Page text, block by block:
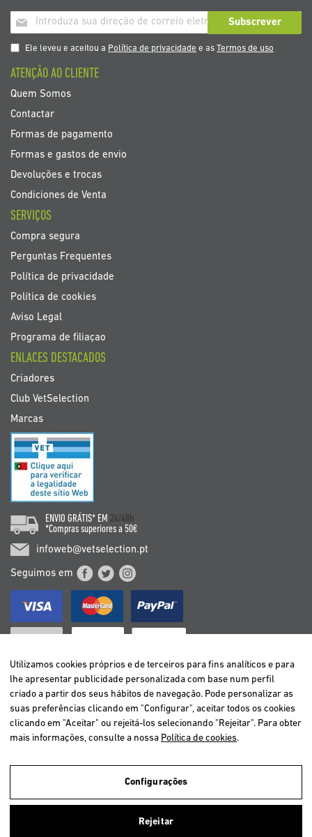
Utilizamos cookies próprios e de terceiros para analisar a navegação
Inscrição
a
nosso
de
noticias
Subscrever
Ele leveu e aceitou a Política de privacidade e asTermos de uso
ATENÇÃO AO CLIENTE
Quem Somos
Contactar
Formas de pagamento
Formas e gastos de envio
Devoluções e trocas
Condiciones de Venta
SERVIÇOS
Compra segura
Perguntas Frequentes
Política de privacidade
Política de cookies
Aviso Legal
Programa de filiaçao
ENLACES DESTACADOS
Criadores
Club VetSelection
Marcas
ENVIO GRÁTIS* EM 24/48h
*Compras superiores a 50€
infoweb@vetselection.pt
Seguimos em
BELGIË / BELGIQUE
DEUTSCHLAND
ESPAÑA
ITALIA
NEDERLAND
ÖSTERREICH
Utilizamos cookies próprios e de terceiros para fins analíticos e para
lhe apresentar publicidade personalizada com base num perfil
criado a partir dos seus hábitos de navegação. Pode personalizar as
suas preferências clicando em "Configurar", aceitar todos os cookies
clicando em "Aceitar" ou rejeitá-los selecionando "Rejeitar". Para obter
mais informações, consulte a nossa Política de cookies.
Configurações
Rejeitar